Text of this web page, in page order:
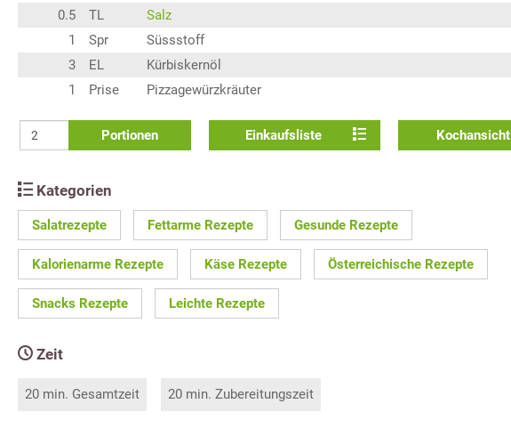
0.5
TL
Salz
1
Spr
Süssstoff
3
EL
Kürbiskernöl
1
Prise Pizzagewürzkräuter
Portionen Einkaufsliste Kochansicht
Kategorien
Salatrezepte Fettarme Rezepte Gesunde Rezepte
Kalorienarme Rezepte Käse Rezepte Österreichische Rezepte
Snacks Rezepte Leichte Rezepte
Zeit
20 min. Gesamtzeit 20 min. Zubereitungszeit